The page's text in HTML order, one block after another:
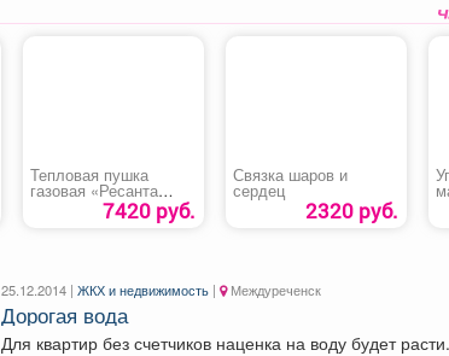
Тепловая пушка
газовая «Ресанта
ТГП-15000»7420 руб.
Связка шаров и
сердец
2320 руб.
25.12.2014 |ЖКХ и недвижимость | Междуреченск
Дорогая вода
Для квартир без счетчиков наценка на воду будет расти.